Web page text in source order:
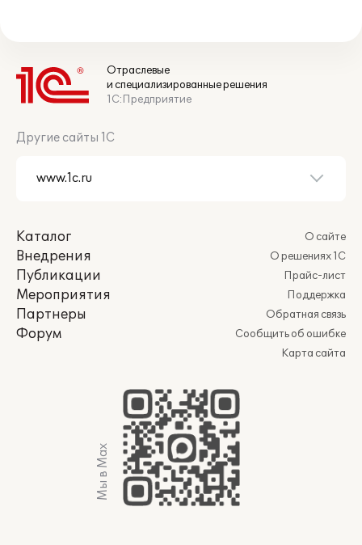
Отраслевые
и специализированные решения
1С:Предприятие
Другие сайты 1С
Каталог
Внедрения
Публикации
Мероприятия
Партнеры
Форум
О сайте
О решениях 1С
Прайс-лист
Поддержка
Обратная связь
Сообщить об ошибке
Карта сайта
Мы в Max